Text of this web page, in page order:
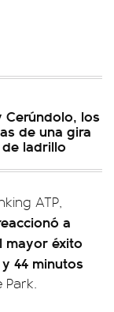
Cerúndolo, los
de una gira
ladrillo
ATP,
a
mayor éxito
44 minutos
Park.